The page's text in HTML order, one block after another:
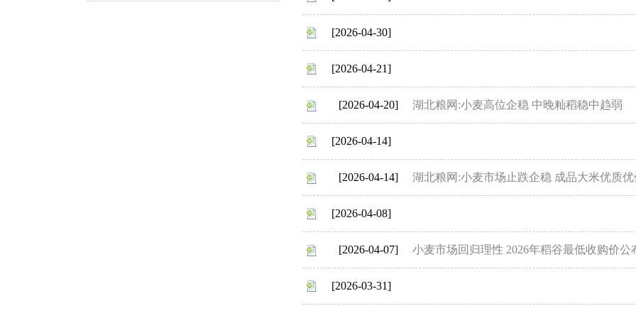
[2026-04-30]
[2026-04-21]
湖北粮网:小麦高位企稳 中晚籼稻稳中趋弱
[2026-04-20]
[2026-04-14]
湖北粮网:小麦市场止跌企稳 成品大米优质优
[2026-04-14]
[2026-04-08]
小麦市场回归理性 2026年稻谷最低收购价公
[2026-04-07]
[2026-03-31]